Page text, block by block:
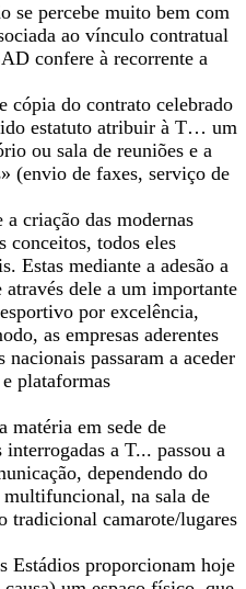
se percebe muito bem com
ao vínculo contratual
confere à recorrente a
cópia do contrato celebrado
estatuto atribuir à T… um
ou sala de reuniões e a
(envio de faxes, serviço de
criação das modernas
conceitos, todos eles
Estas mediante a adesão a
dele a um importante
por excelência,
as empresas aderentes
passaram a aceder
plataformas
matéria em sede de
a T... passou a
dependendo do
multifuncional, na sala de
tradicional camarote/lugares
Estádios proporcionam hoje